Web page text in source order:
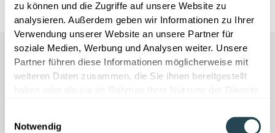
zu können und die Zugriffe auf unsere Website zu
analysieren. Außerdem geben wir Informationen zu Ihrer
Verwendung unserer Website an unsere Partner für
soziale Medien, Werbung und Analysen weiter. Unsere
Partner führen diese Informationen möglicherweise mit
weiteren Daten zusammen, die Sie ihnen bereitgestellt
haben oder die sie im Rahmen Ihrer Nutzung der Dienste
Notwendig